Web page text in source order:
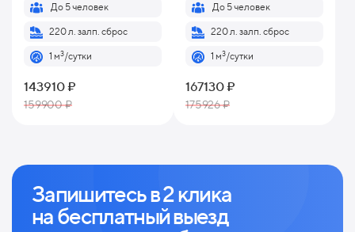
До 5 человек
220 л. залп. сброс
1 м3/сутки
143910 ₽
159900 ₽
До 5 человек
220 л. залп. сброс
1 м3/сутки
167130 ₽
175926 ₽
Запишитесь в 2 клика
набесплатный выезд